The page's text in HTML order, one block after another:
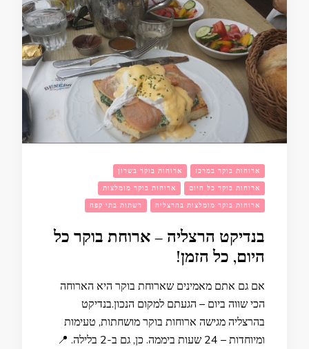
ארוחות בוקר במרכז
ארוחות בוקר בשרון
ארוחות בוקר כל היום
ארוחות בוקר מומלצות
ארוחות בוקר מומלצות בהרצליה
רשתות בתי קפה
בנדיקט הרצליה – ארוחת בוקר כל
היום, כל הזמן!
אם גם אתם מאמינים שארוחת בוקר היא הארוחה
הכי שווה ביום – הגעתם למקום הנכון.בנדיקט
בהרצליה מגישה ארוחות בוקר מושחתות, טעימות
ומיוחדות – 24 שעות ביממה. כן, גם ב-2 בלילה. 📍